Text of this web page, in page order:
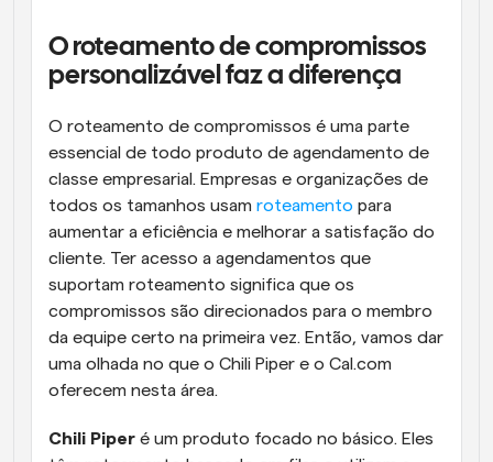
O roteamento de compromissos
personalizável faz a diferença
O roteamento de compromissos é uma parte
essencial de todo produto de agendamento de
classe empresarial. Empresas e organizações de
todos os tamanhos usam roteamento para
aumentar a eficiência e melhorar a satisfação do
cliente. Ter acesso a agendamentos que
suportam roteamento significa que os
compromissos são direcionados para o membro
da equipe certo na primeira vez. Então, vamos dar
uma olhada no que o Chili Piper e o Cal.com
oferecem nesta área.
Chili Piper é um produto focado no básico. Eles